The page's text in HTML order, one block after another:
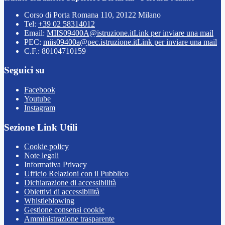
Corso di Porta Romana 110, 20122 Milano
Tel: +39 02 58314012
Email: MIIS09400A@istruzione.itLink per inviare una mail
PEC: miis09400a@pec.istruzione.itLink per inviare una mail
C.F.: 80104710159
Seguici su
Facebook
Youtube
Instagram
Sezione Link Utili
Cookie policy
Note legali
Informativa Privacy
Ufficio Relazioni con il Pubblico
Dichiarazione di accessibilità
Obiettivi di accessibilità
Whistleblowing
Gestione consensi cookie
Amministrazione trasparente